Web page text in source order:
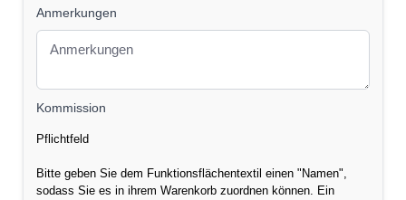
Anmerkungen
Kommission
Pflichtfeld
Bitte geben Sie dem Funktionsflächentextil einen "Namen",
sodass Sie es in ihrem Warenkorb zuordnen können. Ein